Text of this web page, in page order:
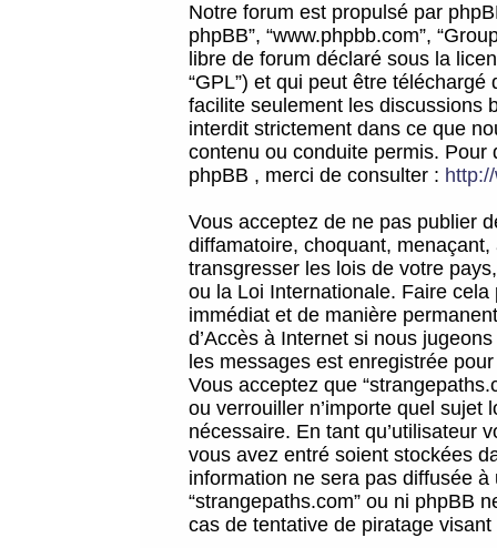
Notre forum est propulsé par
phpBB”, “www.phpbb.com”,
libre de forum déclaré sous la
“GPL”) et qui peut être téléchargé
facilite seulement les discussions
interdit strictement dans ce que
contenu ou conduite permis.
phpBB , merci de consulter :
Vous acceptez de ne pas publier
diffamatoire, choquant,
transgresser les lois de votre
ou la Loi Internationale. Faire
immédiat et de manière
d’Accès à Internet si nous
les messages est enregistrée
Vous acceptez que
ou verrouiller n’importe quel sujet
nécessaire. En tant qu’utilisateur
vous avez entré soient stockées
information ne sera pas diffusée
“strangepaths.com” ou ni phpBB
cas de tentative de piratage